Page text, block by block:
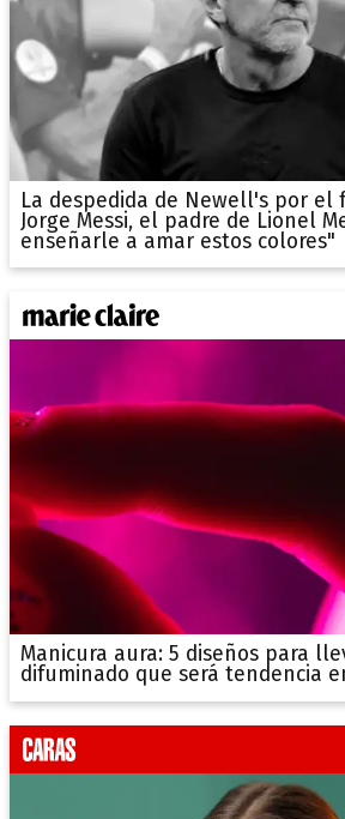
La despedida de Newell's por el
Jorge Messi, el padre de Lionel
enseñarle a amar estos colores"
Manicura aura: 5 diseños para
difuminado que será tendencia